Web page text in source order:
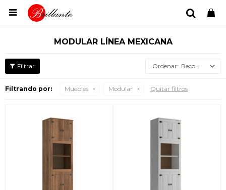

MODULAR LÍNEA MEXICANA
Recomendados
Filtrando por: Muebles Modular Quitar filtros